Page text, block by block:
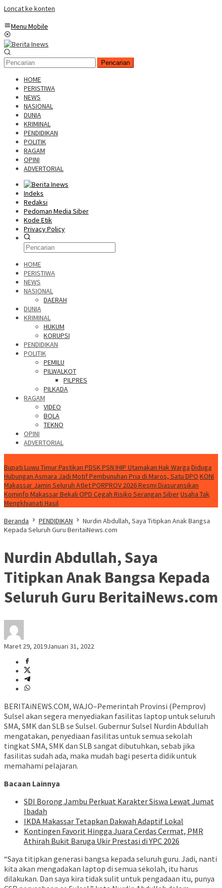
Loncat ke konten
Menu Mobile
Pencarian
HOME
PERISTIWA
NEWS
NASIONAL
DUNIA
KRIMINAL
PENDIDIKAN
POLITIK
RAGAM
OPINI
ADVERTORIAL
Indeks
Redaksi
Pedoman Media Siber
Kode Etik
Privacy Policy
HOME
PERISTIWA
NEWS
NASIONAL
DAERAH
DUNIA
KRIMINAL
HUKUM
KORUPSI
PENDIDIKAN
POLITIK
PEMILU
PILWALKOT
PILPRES
PILKADA
RAGAM
VIDEO
BOLA
TEKNO
OPINI
ADVERTORIAL
Bupati Luwu Timur Pastikan PDSK PSN IHIP Utamakan Hak Warga Diduga
Hubungan Asmara Jadi Motif Pembunuhan Pria di Maros, Satu DPO KONI
Makassar Jamin Seluruh Atlet PORPROV 2026 Resmi Diasuransikan
Kominfo Makassar Bekali OPD Cegah Risiko Serangan SiberUsaha Tak
Mengkhianati Hasil
Beranda
PENDIDIKAN
Nurdin Abdullah, Saya Titipkan Anak Bangsa
Kepada Seluruh Guru BeritaiNews.com
Nurdin Abdullah, Saya
Titipkan Anak Bangsa Kepada
Seluruh Guru BeritaiNews.com
Maret 29, 2019Januari 31, 2022
BERITAiNEWS.COM, WAJO–Pemerintah Provinsi (Pemprov)
Sulsel akan segera menyediakan fasilitas laptop untuk seluruh
SMA, SMK dan SLB se Sulsel. Gubernur Sulsel Nurdin Abdullah
mengatakan, penyediaan fasilitas untuk semua sekolah
tingkat SMA, SMK dan SLB sangat dibutuhkan, sebab jika
fasilitas sudah ada, maka mudah bagi peserta didik untuk
memahami pelajaran.
Bacaan Lainnya
SDI Borong Jambu Perkuat Karakter Siswa Lewat Jumat
Ibadah
IKDA Makassar Tetapkan Dakwah Adaptif Lokal
Kontingen Favorit Hingga Juara Cerdas Cermat, PMR
Athirah Bukit Baruga Ukir Prestasi di YPC 2026
“Saya titipkan generasi bangsa kepada seluruh guru. Jadi, nanti
kita akan mengadakan laptop di semua sekolah, itu harus
dilakukan. Dan saya kira tidak sulit untuk pengadaan itu, punya